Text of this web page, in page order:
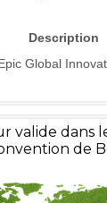
Description
Global
valide dans
de